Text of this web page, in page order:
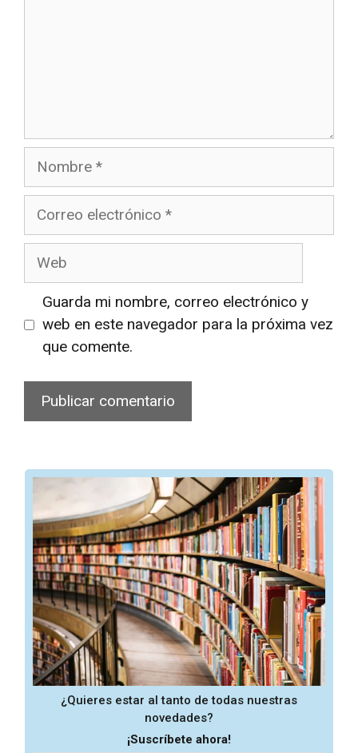
Nombre
Correo
Web
Guarda mi nombre, correo electrónico y
web en este navegador para la próxima vez
que comente.
¿Quieres estar al tanto de todas nuestras
novedades?
¡Suscríbete ahora!